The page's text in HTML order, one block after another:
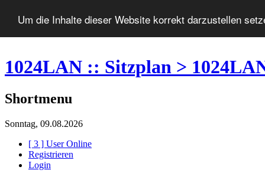
Um die Inhalte dieser Website korrekt darzustellen
1024LAN :: Sitzplan >
Shortmenu
Sonntag, 09.08.2026
[ 3 ] User Online
Registrieren
Login